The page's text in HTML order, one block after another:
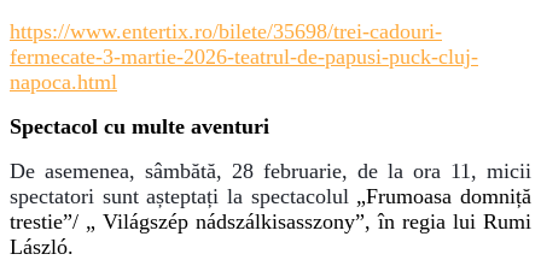
https://www.entertix.ro/bilete/35698/trei-cadouri-
fermecate-3-martie-2026-teatrul-de-papusi-puck-cluj-
napoca.html
Spectacol cu multe aventuri
De asemenea, sâmbătă, 28 februarie, de la ora 11, micii
spectatori sunt așteptați la spectacolul „Frumoasa domniță
trestie”/ „ Világszép nádszálkisasszony”, în regia lui Rumi
László.